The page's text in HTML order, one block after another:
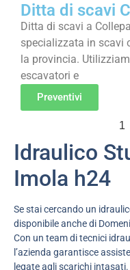
Ditta di scavi
Ditta di scavi a
specializzata in scavi
la provincia.
escavatori e
Preventivi
1
Idraulico
Imola h24
Se stai cercando un
disponibile anche di
Con un team di tecnici
l’azienda garantisce
legate agli scarichi